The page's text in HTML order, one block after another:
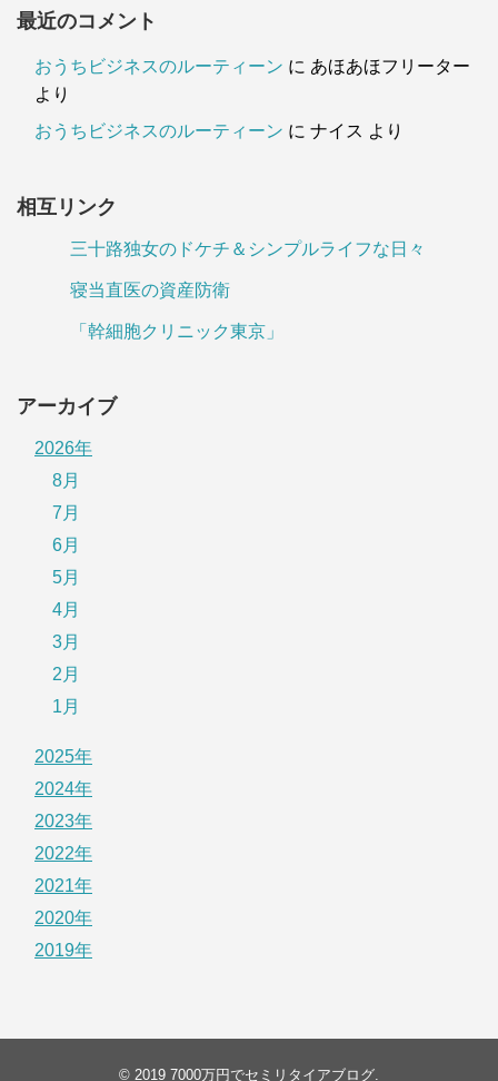
最近のコメント
おうちビジネスのルーティーン に あほあほフリーター
より
おうちビジネスのルーティーン に ナイス より
相互リンク
三十路独女のドケチ＆シンプルライフな日々
寝当直医の資産防衛
「幹細胞クリニック東京」
アーカイブ
2026年
8月
7月
6月
5月
4月
3月
2月
1月
2025年
2024年
2023年
2022年
2021年
2020年
2019年
© 2019 7000万円でセミリタイアブログ